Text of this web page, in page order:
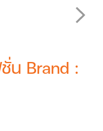
น Brand :